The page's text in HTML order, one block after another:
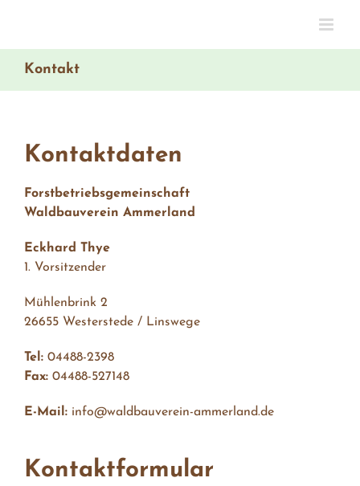
content
Kontakt
Kontaktdaten
Forstbetriebsgemeinschaft
Waldbauverein Ammerland
Eckhard Thye
1. Vorsitzender
Mühlenbrink 2
26655 Westerstede / Linswege
Tel: 04488-2398
Fax: 04488-527148
E-Mail: info@waldbauverein-ammerland.de
Kontaktformular